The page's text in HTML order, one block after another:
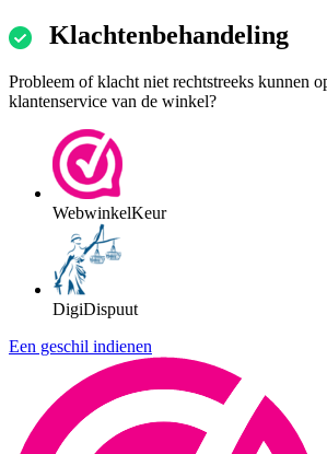
Klachtenbehandeling
Probleem of klacht niet rechtstreeks kunnen
klantenservice van de winkel?
WebwinkelKeur
DigiDispuut
Een geschil indienen